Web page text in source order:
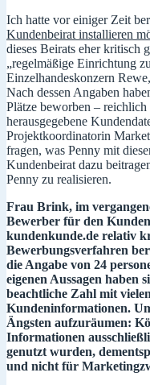
Ich hatte vor einiger Zeit
Kundenbeirat installieren
dieses Beirats eher kritisch
„regelmäßige Einrichtung
Einzelhandeskonzern
Nach dessen Angaben
Plätze beworben –
herausgegebene
Projektkoordinatorin
fragen, was Penny mit
Kundenbeirat dazu
Penny zu realisieren.
Frau Brink, im
Bewerber für den
kundenkunde.de relativ
Bewerbungsverfahren
die Angabe von 24
eigenen Aussagen haben
beachtliche Zahl mit
Kundeninformationen.
Ängsten aufzuräumen:
Informationen
genutzt wurden,
und nicht für